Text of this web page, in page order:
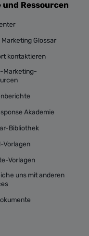
und Ressourcen
Marketing Glossar
kontaktieren
Marketing-
Akademie
Bibliothek
Vorlagen
Vorlagen
uns mit anderen